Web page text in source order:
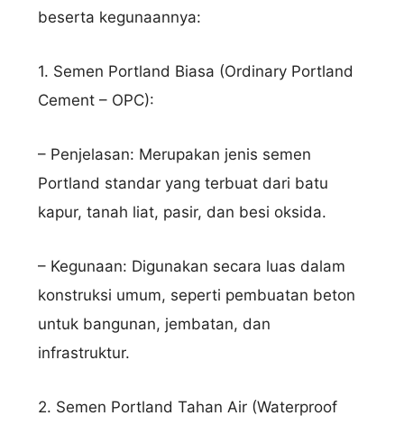
beserta kegunaannya:
1. Semen Portland Biasa (Ordinary Portland
Cement – OPC):
– Penjelasan: Merupakan jenis semen
Portland standar yang terbuat dari batu
kapur, tanah liat, pasir, dan besi oksida.
– Kegunaan: Digunakan secara luas dalam
konstruksi umum, seperti pembuatan beton
untuk bangunan, jembatan, dan
infrastruktur.
2. Semen Portland Tahan Air (Waterproof